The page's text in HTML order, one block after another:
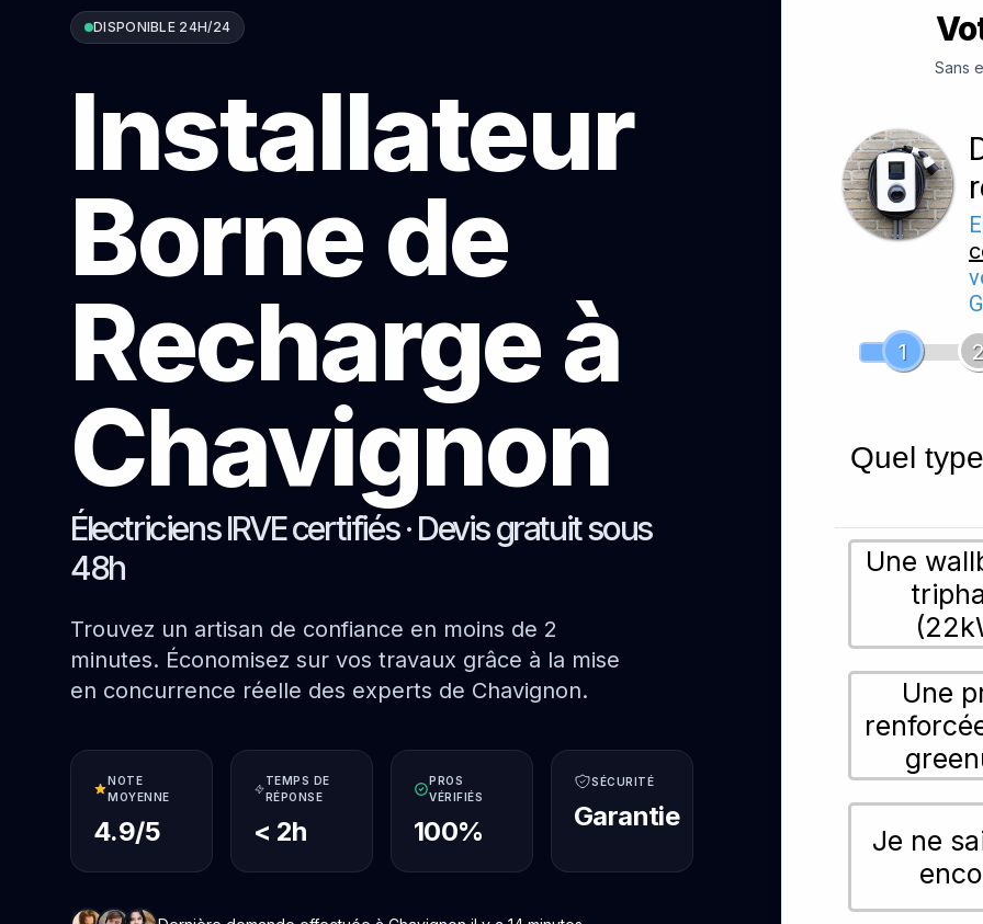
DISPONIBLE 24H/24
Installateur
Borne de
Recharge à
Chavignon
Électriciens IRVE certifiés · Devis gratuit sous
48h
Trouvez un artisan de confiance en moins de 2
minutes. Économisez sur vos travaux grâce à la mise
en concurrence réelle des experts de Chavignon.
NOTE
MOYENNE
4.9/5
TEMPS DE
RÉPONSE
< 2h
PROS
VÉRIFIÉS
100%
SÉCURITÉ
Garantie
Sans
1
2
Quel
Une
Une
Je ne